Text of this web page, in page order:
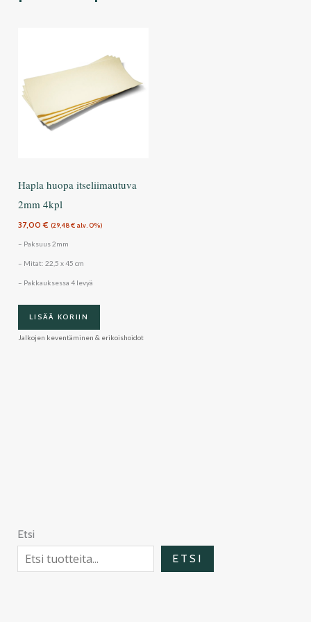
Hapla huopa itseliimautuva
2mm 4kpl
37,00€ (29,48€ alv. 0%)
– Paksuus 2mm
– Mitat: 22,5 x 45 cm
– Pakkauksessa 4 levyä
LISÄÄ KORIIN
Jalkojen keventäminen & erikoishoidot
Etsi
ETSI